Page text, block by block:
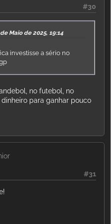
#30
Maio de 2025, 19:14
investisse a sério no
no futebol, no
para ganhar pouco
#31